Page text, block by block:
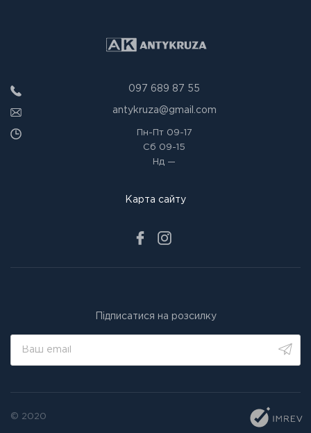
097 689 87 55
antykruza@gmail.com
Пн-Пт09-17
Сб 09-15
Нд —
Карта сайту
Підписатися на розсилку
© 2020